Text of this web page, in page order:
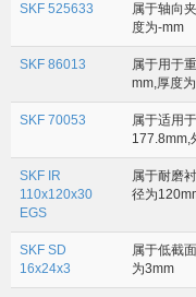
SKF 525633
属于轴向
度为-mm
SKF 86013
属于用于
mm,厚度
SKF 70053
属于适用
177.8mm,
SKF IR
110x120x30
EGS
属于耐磨
径为
SKF SD
16x24x3
属于低截
为3mm